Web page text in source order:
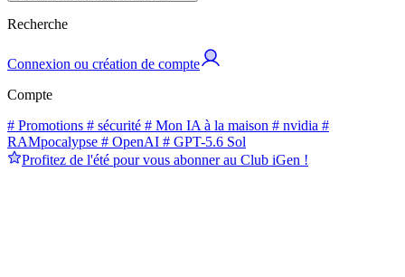
Recherche
Connexion ou création de compte
Compte
# Promotions # sécurité # Mon IA à la maison # nvidia #
RAMpocalypse # OpenAI # GPT-5.6 Sol
Profitez de l'été pour vous abonner au Club iGen !